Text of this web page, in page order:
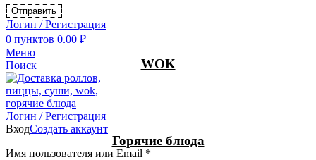
Отправить
Логин / Регистрация
0 пунктов 0.00 ₽
Меню
Поиск
Логин / Регистрация
ВходСоздать аккаунт
Имя пользователя или Email *
WOK
Горячие блюда